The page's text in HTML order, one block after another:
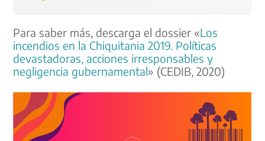
Para saber más, descarga el dossier «Los
incendios en la Chiquitania 2019. Políticas
devastadoras, acciones irresponsables y
negligencia gubernamental» (CEDIB, 2020)